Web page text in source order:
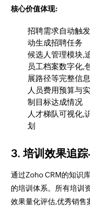
核心价值体现:
招聘需求自动触
动生成招聘任务
候选人管理模块,
员工档案数字化,
展路径等完整信息
人员费用预算与
制目标达成情况
人才梯队可视化,
划
3. 培训效果追
通过Zoho CRM的知识
的培训体系。所有培训
效果量化评估,优秀销售